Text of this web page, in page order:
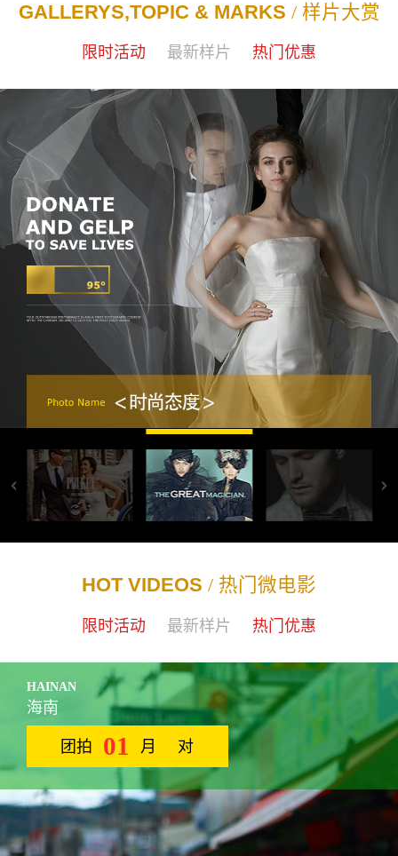
GALLERYS,TOPIC & MARKS / 样片大赏
限时活动 最新样片 热门优惠
HOT VIDEOS / 热门微电影
限时活动 最新样片 热门优惠
HAINAN
海南
团拍 01 月 对